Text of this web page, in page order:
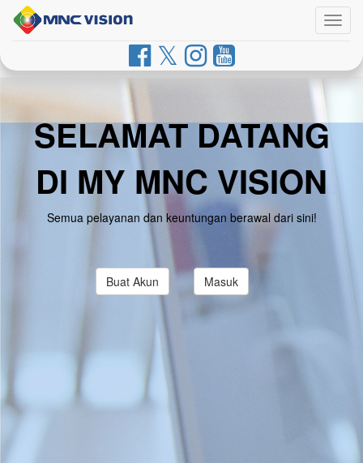
SELAMAT DATANG
DI MY MNC VISION
Semua pelayanan dan keuntungan berawal dari sini!
Buat Akun Masuk